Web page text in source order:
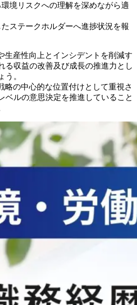
境リスクへの理解を深めながら適
ステークホルダーへ進捗状況を報
生産性向上とインシデントを削減す
る収益の改善及び成長の推進力とし
う。
略の中心的な位置付けとして重視さ
ベルの意思決定を推進していること